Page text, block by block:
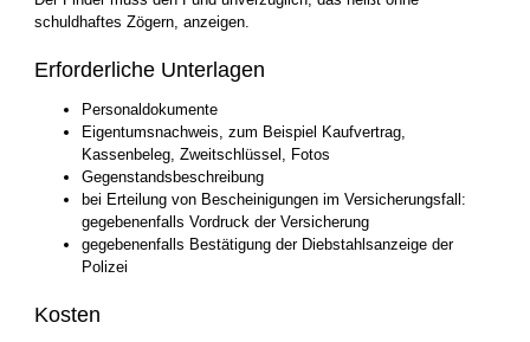
schuldhaftes Zögern, anzeigen.
Erforderliche Unterlagen
Personaldokumente
Eigentumsnachweis, zum Beispiel Kaufvertrag,
Kassenbeleg, Zweitschlüssel, Fotos
Gegenstandsbeschreibung
bei Erteilung von Bescheinigungen im Versicherungsfall:
gegebenenfalls Vordruck der Versicherung
gegebenenfalls Bestätigung der Diebstahlsanzeige der
Polizei
Kosten